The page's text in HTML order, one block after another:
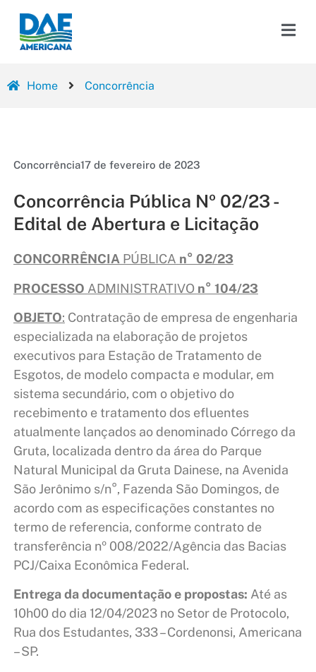
Home Concorrência
Concorrência17 de fevereiro de 2023
Concorrência Pública Nº 02/23 -
Edital de Abertura e Licitação
CONCORRÊNCIAPÚBLICA n° 02/23
PROCESSO ADMINISTRATIVO n° 104/23
OBJETO: Contratação de empresa de engenharia
especializada na elaboração de projetos
executivos para Estação de Tratamento de
Esgotos, de modelo compacta e modular, em
sistema secundário, com o objetivo do
recebimento e tratamento dos efluentes
atualmente lançados ao denominado Córrego da
Gruta, localizada dentro da área do Parque
Natural Municipal da Gruta Dainese, na Avenida
São Jerônimo s/n°, Fazenda São Domingos, de
acordo com as especificações constantes no
termo de referencia, conforme contrato de
transferência nº 008/2022/Agência das Bacias
PCJ/Caixa Econômica Federal.
Entrega da documentação e propostas: Até as
10h00 do dia 12/04/2023 no Setor de Protocolo,
Rua dos Estudantes, 333 – Cordenonsi, Americana
– SP.